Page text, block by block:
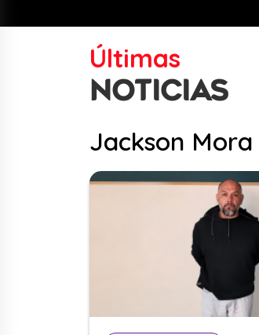
Últimas
NOTICIAS
Jackson Mora